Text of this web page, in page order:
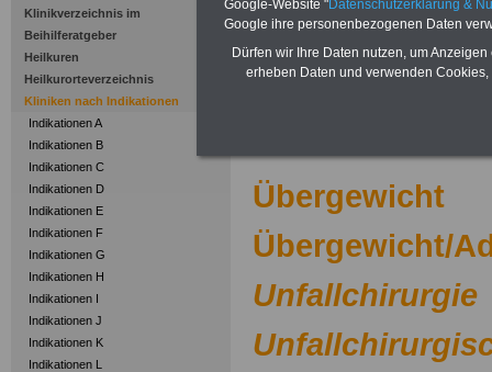
Klinikverzeichnis im
Beihilferatgeber
Heilkuren
Heilkurorteverzeichnis
Kliniken nach Indikationen
Indikationen A
Indikationen B
Indikationen C
Indikationen D
Indikationen E
Indikationen F
Indikationen G
Indikationen H
Indikationen I
Indikationen J
Indikationen K
Indikationen L
Kliniken
.
Übergewicht
Übergewicht/
Unfallchirurgie
Google-Website "Datenschutzerklärung &
Google ihre personenbezogenen Daten
Dürfen wir Ihre Daten nutzen, um
erheben Daten und verwenden